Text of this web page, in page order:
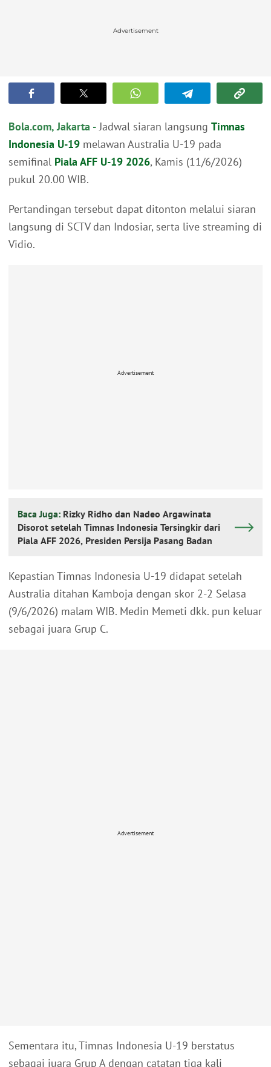
Advertisement
Bola.com, Jakarta -Jadwal siaran langsung Timnas
Indonesia U-19 melawan Australia U-19 pada
semifinal Piala AFF U-19 2026, Kamis (11/6/2026)
pukul 20.00 WIB.
Pertandingan tersebut dapat ditonton melalui siaran
langsung di SCTV dan Indosiar, serta live streaming di
Vidio.
Advertisement
Baca Juga: Rizky Ridho dan Nadeo Argawinata
Disorot setelah Timnas Indonesia Tersingkir dari
Piala AFF 2026, Presiden Persija Pasang Badan
Kepastian Timnas Indonesia U-19 didapat setelah
Australia ditahan Kamboja dengan skor 2-2 Selasa
(9/6/2026) malam WIB. Medin Memeti dkk. pun keluar
sebagai juara Grup C.
Advertisement
Sementara itu, Timnas Indonesia U-19 berstatus
sebagai juara Grup A dengan catatan tiga kali